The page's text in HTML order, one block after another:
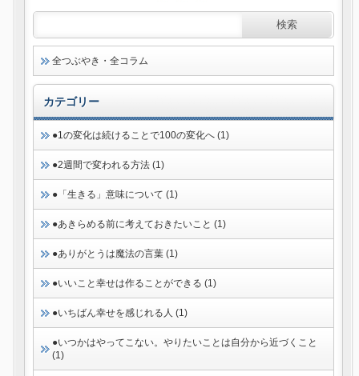
全つぶやき・全コラム
カテゴリー
●1の変化は続けることで100の変化へ (1)
●2週間で変われる方法 (1)
●「生きる」意味について (1)
●あきらめる前に考えておきたいこと (1)
●ありがとうは魔法の言葉 (1)
●いいこと幸せは作ることができる (1)
●いちばん幸せを感じれる人 (1)
●いつかはやってこない。やりたいことは自分から近づくこと
(1)